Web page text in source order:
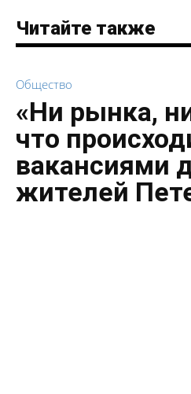
Читайте также
Общество
«Ни рынка,
что
вакансиями
жителей